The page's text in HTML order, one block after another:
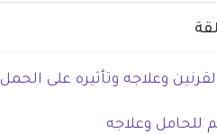
وعلاجه وتأثيره على الحمل
للحامل وعلاجه